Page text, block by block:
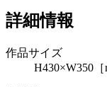
詳細情報
作品サイズ
H430×W350［